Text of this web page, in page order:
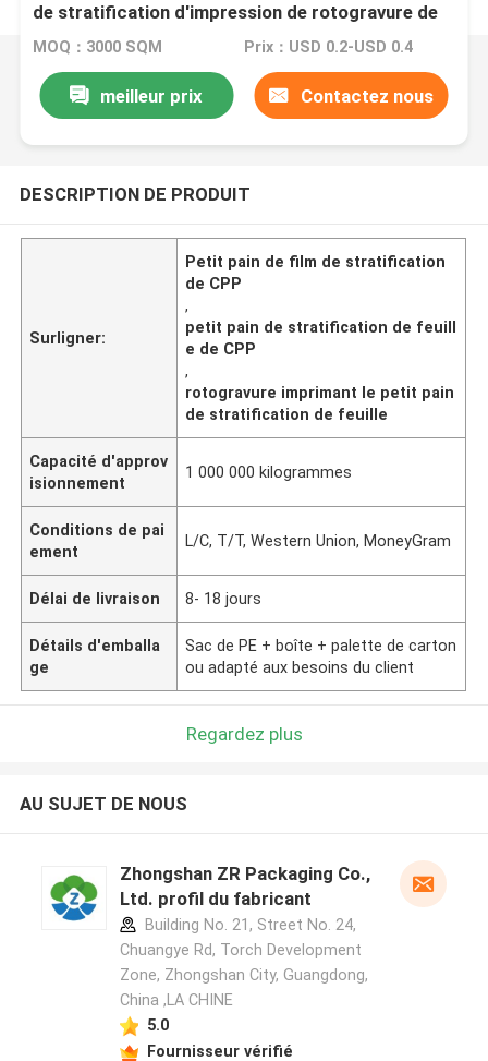
de stratification d'impression de rotogravure de
petit pain de film de stratification de CPP
MOQ：3000 SQM Prix：USD 0.2-USD 0.4
meilleur prix Contactez nous
DESCRIPTION DE PRODUIT
Surligner:
Petit pain de film de stratification
de CPP
,
petit pain de stratification de feuill
e de CPP
,
rotogravure imprimant le petit pain
de stratification de feuille
Capacité d'approv
isionnement
1 000 000 kilogrammes
Conditions de pai
ement
L/C, T/T, Western Union, MoneyGram
Délai de livraison 8- 18 jours
Détails d'emballa
ge
Sac de PE + boîte + palette de carton
ou adapté aux besoins du client
Regardez plus
AU SUJET DE NOUS
Zhongshan ZR Packaging Co.,
Ltd. profil du fabricant
Building No. 21, Street No. 24,
Chuangye Rd, Torch Development
Zone, Zhongshan City, Guangdong,
China ,LA CHINE
5.0
Fournisseur vérifié